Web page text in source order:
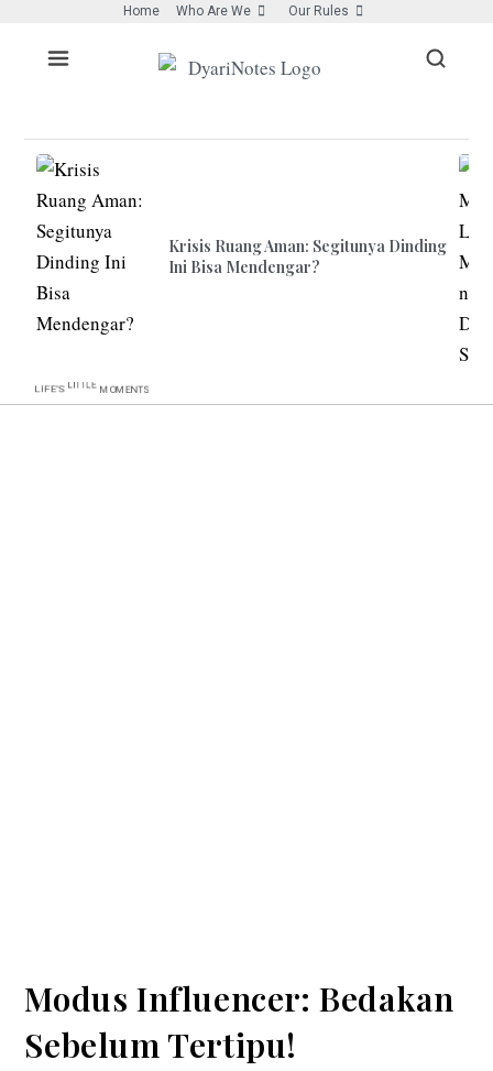
Home Who Are We Our Rules
Krisis Ruang Aman: Segitunya Dinding
Ini Bisa Mendengar?
LIFE’S LITTLE
Modus Influencer: Bedakan
Sebelum Tertipu!